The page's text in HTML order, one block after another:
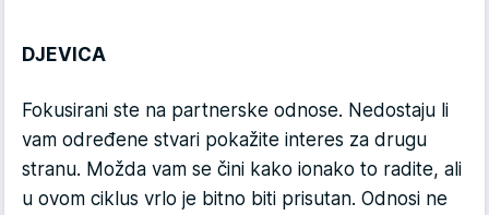
DJEVICA
Fokusirani ste na partnerske odnose. Nedostaju li
vam određene stvari pokažite interes za drugu
stranu. Možda vam se čini kako ionako to radite, ali
u ovom ciklus vrlo je bitno biti prisutan. Odnosi ne